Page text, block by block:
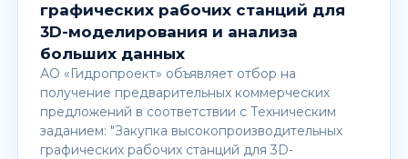
графических рабочих станций для
3D-моделирования и анализа
больших данных
АО «Гидропроект» объявляет отбор на
получение предварительных коммерческих
предложений в соответствии с Техническим
заданием: "Закупка высокопроизводительных
графических рабочих станций для 3D-